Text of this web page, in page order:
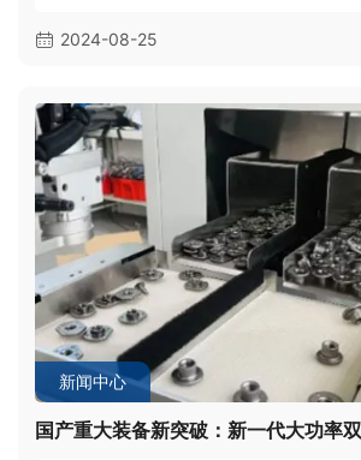
行业矿料处理电驱系统领域取得重大突破
不断加快步伐，特大型磨机的市场需求呈
配套的大功率低速电驱系统也广泛应用
2024-08-25
新闻中心